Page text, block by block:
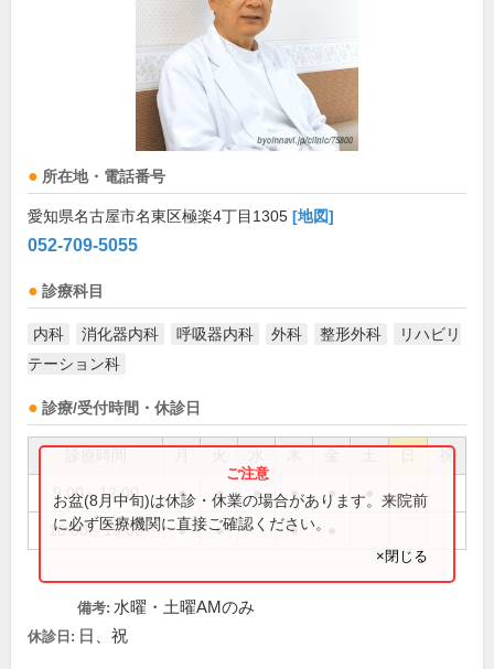
所在地・電話番号
愛知県名古屋市名東区極楽4丁目1305 [地図]
052-709-5055
診療科目
内科 消化器内科 呼吸器内科 外科 整形外科
リハビリ
テーション科
診療/受付時間・休診日
祝
9:00～12:00 ● ● ● ● ●
16:00～19:00 ● ● ●
お盆(8月中旬)は休診・休業の場合があります。来院前
に必ず医療機関に直接ご確認ください。
×閉じる
備考: 水曜・土曜AMのみ
休診日: 日、祝